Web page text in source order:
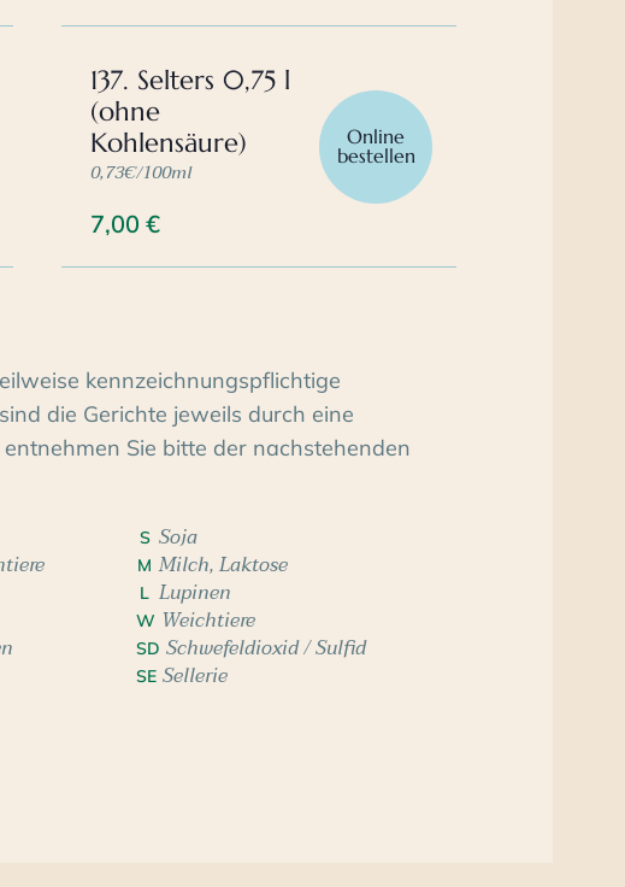
137. Selters 0,75 l
(ohne
Kohlensäure)
7,00 €
0,73€/100ml
Online
bestellen
kennzeichnungspflichtige
die Gerichte jeweils durch eine
Sie bitte der nachstehenden
S Soja
M Milch, Laktose
L Lupinen
W Weichtiere
SD Schwefeldioxid / Sulfid
SE Sellerie